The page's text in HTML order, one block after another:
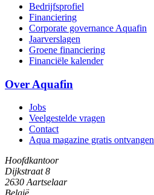
Bedrijfsprofiel
Financiering
Corporate governance Aquafin
Jaarverslagen
Groene financiering
Financiële kalender
Over Aquafin
Jobs
Veelgestelde vragen
Contact
Aqua magazine gratis ontvangen
Hoofdkantoor
Dijkstraat 8
2630 Aartselaar